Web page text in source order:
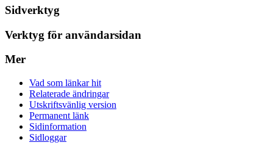
Sidverktyg
Verktyg för användarsidan
Mer
Vad som länkar hit
Relaterade ändringar
Utskriftsvänlig version
Permanent länk
Sidinformation
Sidloggar